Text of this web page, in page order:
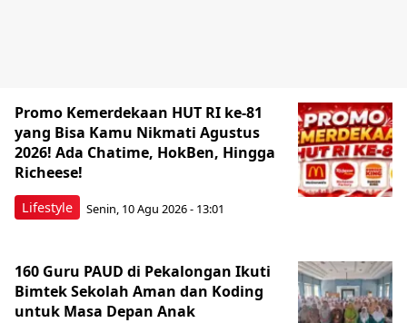
Lifestyle
Promo Kemerdekaan HUT RI ke-81
yang Bisa Kamu Nikmati Agustus
2026! Ada Chatime, HokBen, Hingga
Richeese!
Senin, 10 Agu 2026 - 13:01
160 Guru PAUD di Pekalongan Ikuti
Bimtek Sekolah Aman dan Koding
untuk Masa Depan Anak